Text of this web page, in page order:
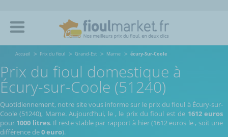
Accueil Prix du fioul Grand-Est Marne écury-Sur-Coole
Prix du fioul domestique à
Écury-sur-Coole (51240)
Quotidiennement, notre site vous informe sur le prix du fioul à Écury-sur-
Coole (51240), Marne.Aujourd’hui, le , le prix du fioul est de 1612 euros
pour 1000 litres. Il reste stable par rapport à hier (1612 euros le, soit une
différence de0 euro).